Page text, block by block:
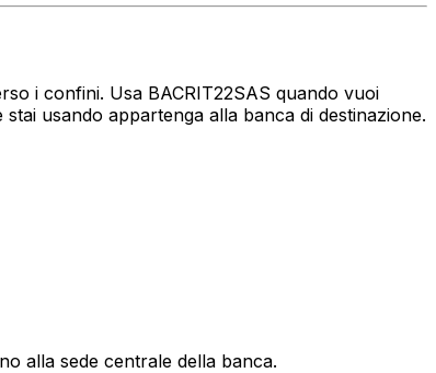
i confini. Usa BACRIT22SAS quando vuoi
usando appartenga alla banca di destinazione.
alla sede centrale della banca.